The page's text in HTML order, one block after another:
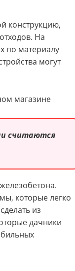
конструкцию,
На
по материалу
могут
магазине
считаются
которые легко
из
дачники